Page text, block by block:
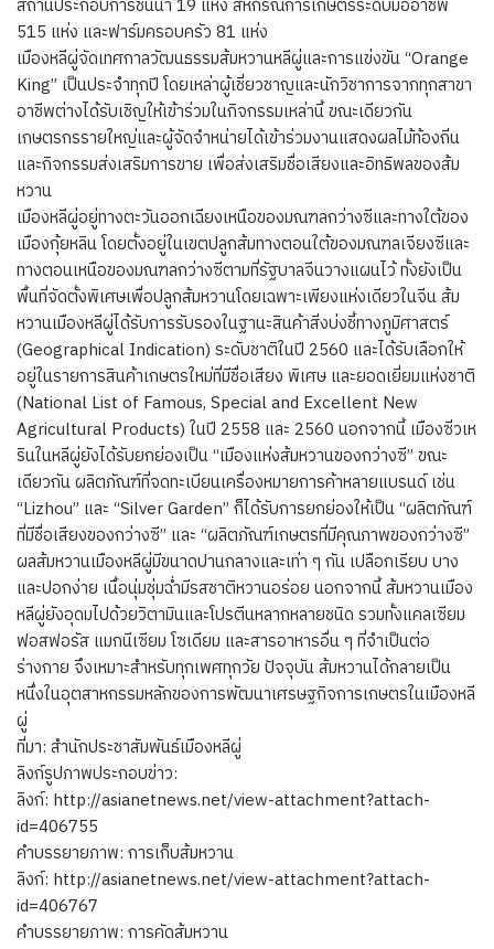
สถานประกอบการชั้นนำ 19 แห่ง สหกรณ์การเกษตรระดับมืออาชีพ
515 แห่ง และฟาร์มครอบครัว 81 แห่ง
เมืองหลีผู่จัดเทศกาลวัฒนธรรมส้มหวานหลีผู่และการแข่งขัน “Orange
King” เป็นประจำทุกปี โดยเหล่าผู้เชี่ยวชาญและนักวิชาการจากทุกสาขา
อาชีพต่างได้รับเชิญให้เข้าร่วมในกิจกรรมเหล่านี้ ขณะเดียวกัน
เกษตรกรรายใหญ่และผู้จัดจำหน่ายได้เข้าร่วมงานแสดงผลไม้ท้องถิ่น
และกิจกรรมส่งเสริมการขาย เพื่อส่งเสริมชื่อเสียงและอิทธิพลของส้ม
หวาน
เมืองหลีผู่อยู่ทางตะวันออกเฉียงเหนือของมณฑลกว่างซีและทางใต้ของ
เมืองกุ้ยหลิน โดยตั้งอยู่ในเขตปลูกส้มทางตอนใต้ของมณฑลเจียงซีและ
ทางตอนเหนือของมณฑลกว่างซีตามที่รัฐบาลจีนวางแผนไว้ ทั้งยังเป็น
พื้นที่จัดตั้งพิเศษเพื่อปลูกส้มหวานโดยเฉพาะเพียงแห่งเดียวในจีน ส้ม
หวานเมืองหลีผู่ได้รับการรับรองในฐานะสินค้าสิ่งบ่งชี้ทางภูมิศาสตร์
(Geographical Indication) ระดับชาติในปี 2560 และได้รับเลือกให้
อยู่ในรายการสินค้าเกษตรใหม่ที่มีชื่อเสียง พิเศษ และยอดเยี่ยมแห่งชาติ
(National List of Famous, Special and Excellent New
Agricultural Products) ในปี 2558 และ 2560 นอกจากนี้ เมืองซิ่วเห
รินในหลีผู่ยังได้รับยกย่องเป็น “เมืองแห่งส้มหวานของกว่างซี” ขณะ
เดียวกัน ผลิตภัณฑ์ที่จดทะเบียนเครื่องหมายการค้าหลายแบรนด์ เช่น
“Lizhou” และ “Silver Garden” ก็ได้รับการยกย่องให้เป็น “ผลิตภัณฑ์
ที่มีชื่อเสียงของกว่างซี” และ “ผลิตภัณฑ์เกษตรที่มีคุณภาพของกว่างซี”
ผลส้มหวานเมืองหลีผู่มีขนาดปานกลางและเท่า ๆ กัน เปลือกเรียบ บาง
และปอกง่าย เนื้อนุ่มชุ่มฉ่ำมีรสชาติหวานอร่อย นอกจากนี้ ส้มหวานเมือง
หลีผู่ยังอุดมไปด้วยวิตามินและโปรตีนหลากหลายชนิด รวมทั้งแคลเซียม
ฟอสฟอรัส แมกนีเซียม โซเดียม และสารอาหารอื่น ๆ ที่จำเป็นต่อ
ร่างกาย จึงเหมาะสำหรับทุกเพศทุกวัย ปัจจุบัน ส้มหวานได้กลายเป็น
หนึ่งในอุตสาหกรรมหลักของการพัฒนาเศรษฐกิจการเกษตรในเมืองหลี
ผู่
ที่มา: สำนักประชาสัมพันธ์เมืองหลีผู่
ลิงก์รูปภาพประกอบข่าว:
ลิงก์: http://asianetnews.net/view-attachment?attach-
id=406755
คำบรรยายภาพ: การเก็บส้มหวาน
ลิงก์: http://asianetnews.net/view-attachment?attach-
id=406767
คำบรรยายภาพ: การคัดส้มหวาน